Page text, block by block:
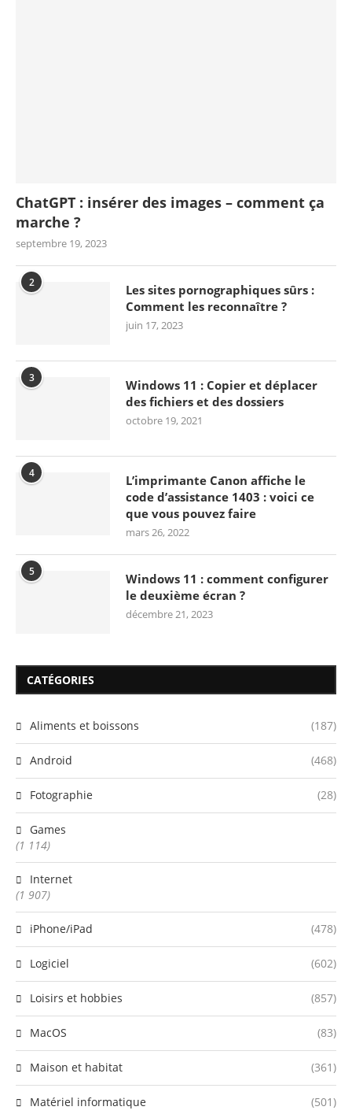
ChatGPT : insérer des images – comment ça
marche ?
septembre 19, 2023
2
Les sites pornographiques sûrs :
Comment les reconnaître ?
juin 17, 2023
3
Windows 11 : Copier et déplacer
des fichiers et des dossiers
octobre 19, 2021
4
L’imprimante Canon affiche le
code d’assistance 1403 : voici ce
que vous pouvez faire
mars 26, 2022
5
Windows 11 : comment configurer
le deuxième écran ?
décembre 21, 2023
CATÉGORIES
Aliments et boissons (187)
Android (468)
Fotographie (28)
Games
(1 114)
Internet
(1 907)
iPhone/iPad (478)
Logiciel (602)
Loisirs et hobbies (857)
MacOS (83)
Maison et habitat (361)
Matériel informatique (501)